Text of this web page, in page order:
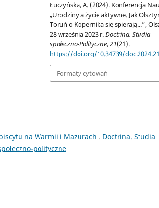
Łuczyńska, A. (2024). Konferencja
„Urodziny a życie aktywne. Jak
Toruń o Kopernika się spierają…”,
28 września 2023 r.Doctrina. Studia
społeczno-Polityczne,21(21).
https://doi.org/10.34739/
Formaty cytowań
na Warmii i Mazurach , Doctrina. Studia
polityczne